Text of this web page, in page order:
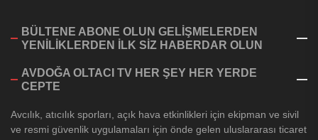
BÜLTENE ABONE OLUN GELİŞMELERDEN
YENİLİKLERDEN İLK SİZ HABERDAR OLUN
AVDOĞA OLTACI TV HER ŞEY HER YERDE
CEPTE
Avcılık, atıcılık sporları, açık hava etkinlikleri için ekipman ve sivil
ve resmi güvenlik uygulamaları için önde gelen uluslararası ticaret